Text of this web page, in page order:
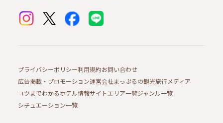
プライバシーポリシー利用規約お問い合わせ
広告掲載・プロモーション運営会社まっぷるの観光旅行メディア
コツまでわかるホテル情報サイトエリア一覧ジャンル一覧
シチュエーション一覧